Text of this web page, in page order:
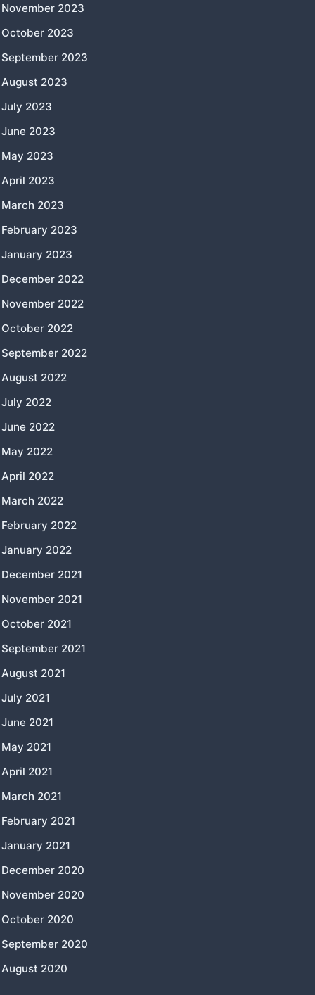
November 2023
October 2023
September 2023
August 2023
July 2023
June 2023
May 2023
April 2023
March 2023
February 2023
January 2023
December 2022
November 2022
October 2022
September 2022
August 2022
July 2022
June 2022
May 2022
April 2022
March 2022
February 2022
January 2022
December 2021
November 2021
October 2021
September 2021
August 2021
July 2021
June 2021
May 2021
April 2021
March 2021
February 2021
January 2021
December 2020
November 2020
October 2020
September 2020
August 2020